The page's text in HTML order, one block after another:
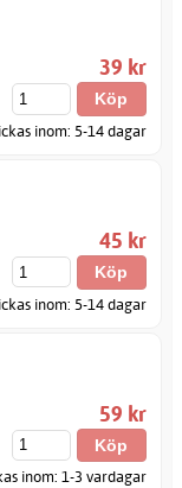
39 kr
inom: 5-14 dagar
45 kr
inom: 5-14 dagar
59 kr
inom: 1-3 vardagar